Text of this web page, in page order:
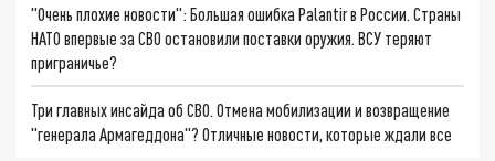
"Очень плохие новости": Большая ошибка Palantir в России. Страны
НАТО впервые за СВО остановили поставки оружия. ВСУ теряют
приграничье?
Три главных инсайда об СВО. Отмена мобилизации и возвращение
"генерала Армагеддона"? Отличные новости, которые ждали все